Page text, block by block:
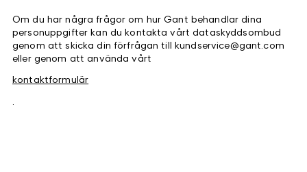
Om du har några frågor om hur Gant behandlar dina
personuppgifter kan du kontakta vårt dataskyddsombud
genom att skicka din förfrågan till kundservice@gant.com
eller genom att använda vårt
kontaktformulär